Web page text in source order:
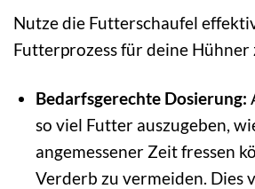
Nutze die Futterschaufel
Futterprozess für deine
Bedarfsgerechte Dosierung:
so viel Futter auszugeben,
angemessener Zeit fressen
Verderb zu vermeiden. Dies